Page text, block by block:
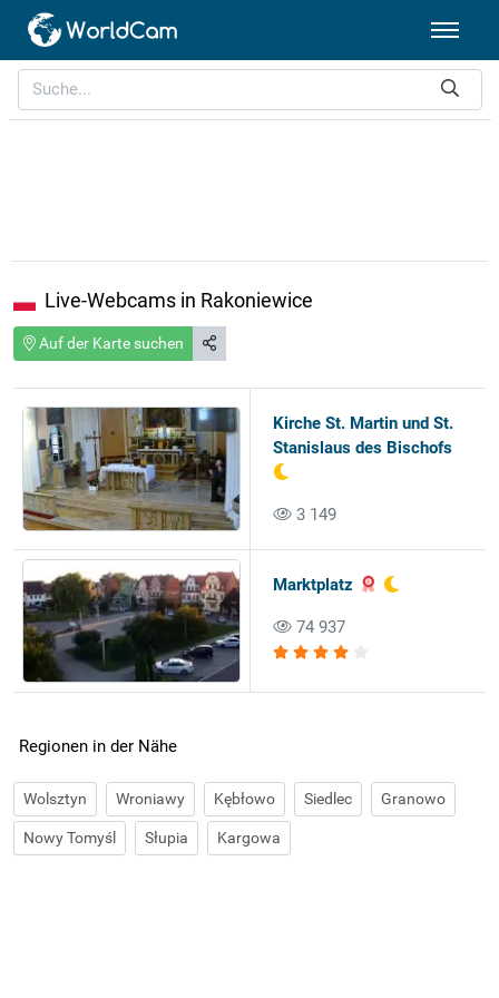
Live-Webcams in Rakoniewice
Auf der Karte suchen
Kirche St. Martin und St.
Stanislaus des Bischofs
3 149
Marktplatz
74 937
Regionen in der Nähe
Wolsztyn Wroniawy Kębłowo Siedlec Granowo
Nowy Tomyśl Słupia Kargowa